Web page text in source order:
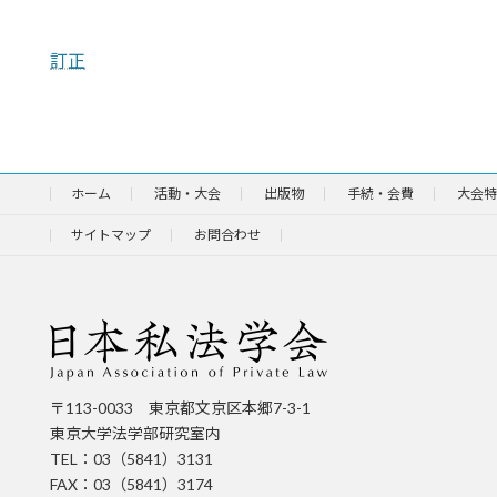
訂正
ホーム 活動・大会 出版物 手続・会費 大会
サイトマップ お問合わせ
〒113-0033 東京都文京区本郷7-3-1
東京大学法学部研究室内
TEL：03（5841）3131
FAX：03（5841）3174